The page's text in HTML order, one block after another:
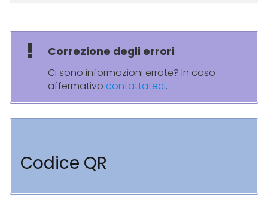
Correzione degli errori
Ci sono informazioni errate? In caso
affermativo contattateci.
Codice QR